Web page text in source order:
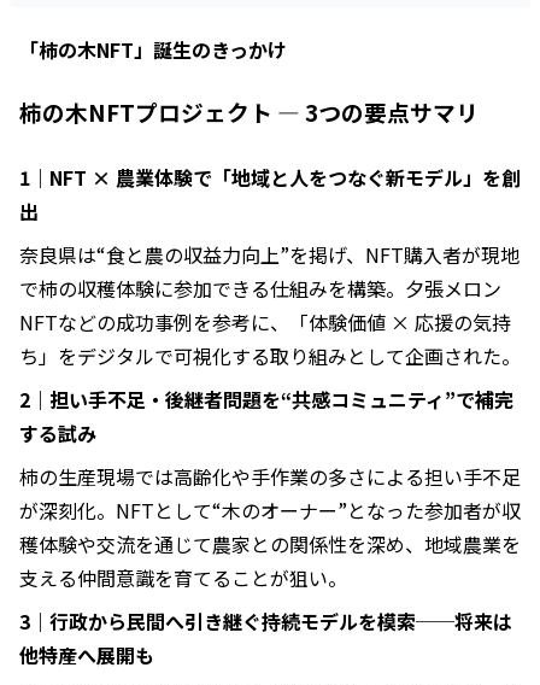
「柿の木NFT」誕生のきっかけ
柿の木NFTプロジェクト ― 3つの要点サマリ
1｜NFT × 農業体験で「地域と人をつなぐ新モデル」を創
出
奈良県は“食と農の収益力向上”を掲げ、NFT購入者が現地
で柿の収穫体験に参加できる仕組みを構築。夕張メロン
NFTなどの成功事例を参考に、「体験価値 × 応援の気持
ち」をデジタルで可視化する取り組みとして企画された。
2｜担い手不足・後継者問題を“共感コミュニティ”で補完
する試み
柿の生産現場では高齢化や手作業の多さによる担い手不足
が深刻化。NFTとして“木のオーナー”となった参加者が収
穫体験や交流を通じて農家との関係性を深め、地域農業を
支える仲間意識を育てることが狙い。
3｜行政から民間へ引き継ぐ持続モデルを模索──将来は
他特産へ展開も